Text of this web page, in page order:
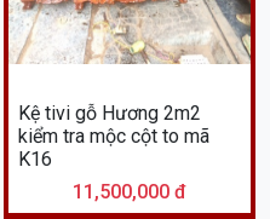
Kệ tivi gỗ Hương 2m2
kiểm tra mộc cột to mã
K16
11,500,000 đ